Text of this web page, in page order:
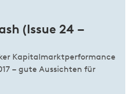
(Issue 24 –
Kapitalmarktperformance
– gute Aussichten für